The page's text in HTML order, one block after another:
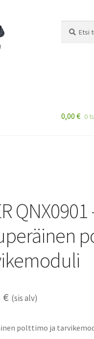
0,00 € 0
QNX0901
€ (sis alv)
polttimo ja